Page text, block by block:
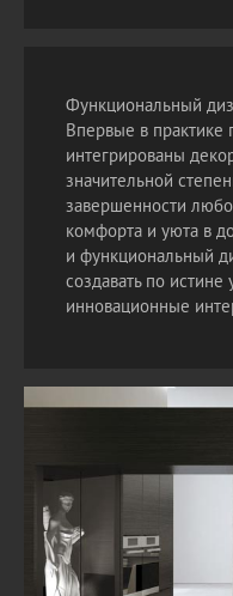
Функциональный
Впервые в практике
интегрированы
значительной
завершенности
комфорта и уюта в
и функциональный
создавать по
инновационные